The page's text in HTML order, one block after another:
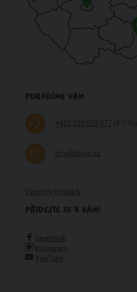
PORADÍME VÁM
+420 220 555 077 (9-17h)
info@biooo.cz
Všechny kontakty
PŘIDEJTE SE K NÁM!
Facebook
Instagram
YouTube